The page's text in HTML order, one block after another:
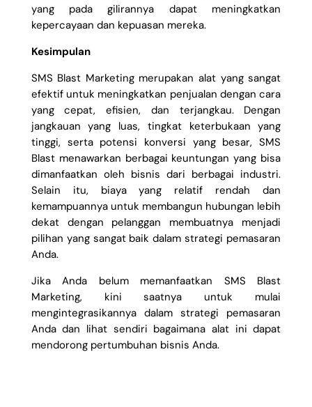
yang pada gilirannya dapat meningkatkan
kepercayaan dan kepuasan mereka.
Kesimpulan
SMS Blast Marketing merupakan alat yang sangat
efektif untuk meningkatkan penjualan dengan cara
yang cepat, efisien, dan terjangkau. Dengan
jangkauan yang luas, tingkat keterbukaan yang
tinggi, serta potensi konversi yang besar, SMS
Blast menawarkan berbagai keuntungan yang bisa
dimanfaatkan oleh bisnis dari berbagai industri.
Selain itu, biaya yang relatif rendah dan
kemampuannya untuk membangun hubungan lebih
dekat dengan pelanggan membuatnya menjadi
pilihan yang sangat baik dalam strategi pemasaran
Anda.
Jika Anda belum memanfaatkan SMS Blast
Marketing, kini saatnya untuk mulai
mengintegrasikannya dalam strategi pemasaran
Anda dan lihat sendiri bagaimana alat ini dapat
mendorong pertumbuhan bisnis Anda.